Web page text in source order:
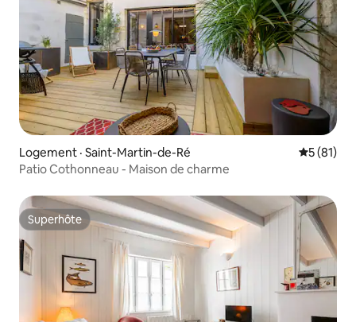
Logement · Saint-Martin-de-Ré Note
5 (81)
Patio Cothonneau - Maison de charme
Superhôte
Superhôte